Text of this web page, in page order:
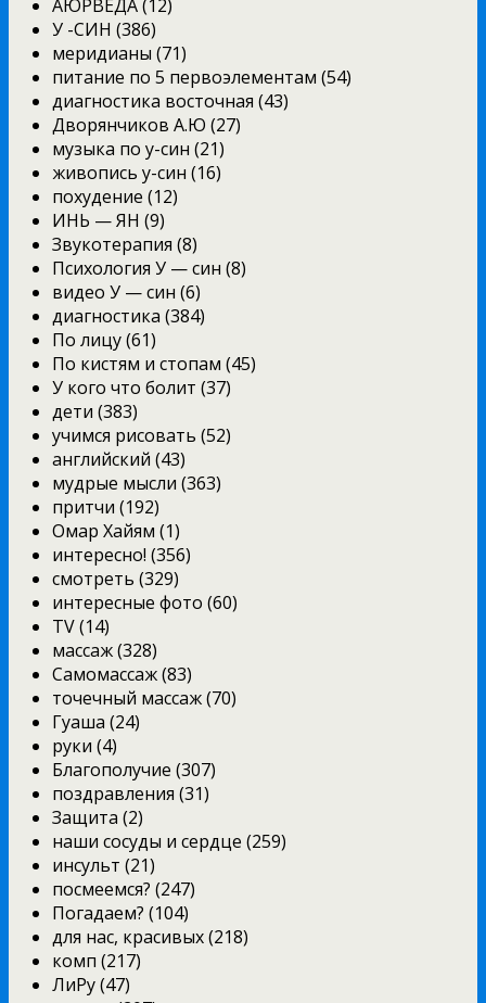
АЮРВЕДА (12)
У -СИН (386)
меридианы (71)
питание по 5 первоэлементам (54)
диагностика восточная (43)
Дворянчиков А.Ю (27)
музыка по у-син (21)
живопись у-син (16)
похудение (12)
ИНЬ — ЯН (9)
Звукотерапия (8)
Психология У — син (8)
видео У — син (6)
диагностика (384)
По лицу (61)
По кистям и стопам (45)
У кого что болит (37)
дети (383)
учимся рисовать (52)
английский (43)
мудрые мысли (363)
притчи (192)
Омар Хайям (1)
интересно! (356)
смотреть (329)
интересные фото (60)
TV (14)
массаж (328)
Самомассаж (83)
точечный массаж (70)
Гуаша (24)
руки (4)
Благополучие (307)
поздравления (31)
Защита (2)
наши сосуды и сердце (259)
инсульт (21)
посмеемся? (247)
Погадаем? (104)
для нас, красивых (218)
комп (217)
ЛиРу (47)